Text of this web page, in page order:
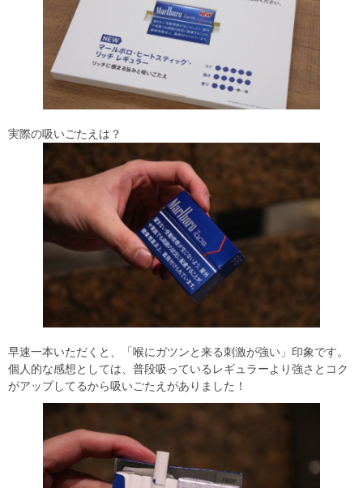
実際の吸いごたえは？
早速一本いただくと、「喉にガツンと来る刺激が強い」印象です。
個人的な感想としては、普段吸っているレギュラーより強さとコク
がアップしてるから吸いごたえがありました！